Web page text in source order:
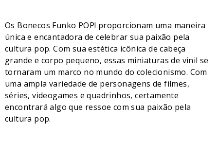
Os Bonecos Funko POP! proporcionam uma maneira
única e encantadora de celebrar sua paixão pela
cultura pop. Com sua estética icônica de cabeça
grande e corpo pequeno, essas miniaturas de vinil se
tornaram um marco no mundo do colecionismo. Com
uma ampla variedade de personagens de filmes,
séries, videogames e quadrinhos, certamente
encontrará algo que ressoe com sua paixão pela
cultura pop.